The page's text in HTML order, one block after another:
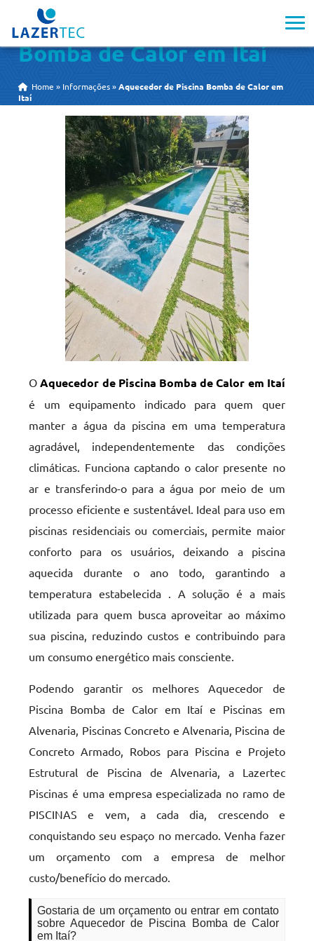
Aquecedor de Piscina
Bomba de Calor em Itaí
Home » Informações »Aquecedor de Piscina Bomba de Calor em
Itaí
OAquecedor de Piscina Bomba de Calor em Itaí
é um equipamento indicado para quem quer
manter a água da piscina em uma temperatura
agradável, independentemente das condições
climáticas. Funciona captando o calor presente no
ar e transferindo-o para a água por meio de um
processo eficiente e sustentável. Ideal para uso em
piscinas residenciais ou comerciais, permite maior
conforto para os usuários, deixando a piscina
aquecida durante o ano todo, garantindo a
temperatura estabelecida . A solução é a mais
utilizada para quem busca aproveitar ao máximo
sua piscina, reduzindo custos e contribuindo para
um consumo energético mais consciente.
Podendo garantir os melhores Aquecedor de
Piscina Bomba de Calor em Itaí e Piscinas em
Alvenaria, Piscinas Concreto e Alvenaria, Piscina de
Concreto Armado, Robos para Piscina e Projeto
Estrutural de Piscina de Alvenaria, a Lazertec
Piscinas é uma empresa especializada no ramo de
PISCINAS e vem, a cada dia, crescendo e
conquistando seu espaço no mercado. Venha fazer
um orçamento com a empresa de melhor
custo/benefício do mercado.
Gostaria de um orçamento ou entrar em contato
sobre Aquecedor de Piscina Bomba de Calor
em Itaí?